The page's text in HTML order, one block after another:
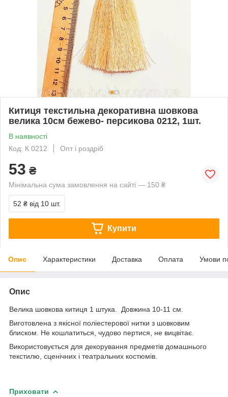
Китиця текстильна декоративна шовкова
велика 10см бежево- персикова 0212, 1шт.
В наявності
Код: К 0212
Опт і роздріб
53 ₴
Мінімальна сума замовлення на сайті — 150 ₴
52 ₴ від 10 шт.
Купити
Опис Характеристики Доставка Оплата Умови
Опис
Велика шовкова китиця 1 штука. Довжина 10-11 см.
Виготовлена з якісної поліестерової нитки з шовковим
блиском. Не кошлатиться, чудово пертися, не вицвітає.
Використовується для декорування предметів домашнього
текстилю, сценічних і театральних костюмів.
Приховати